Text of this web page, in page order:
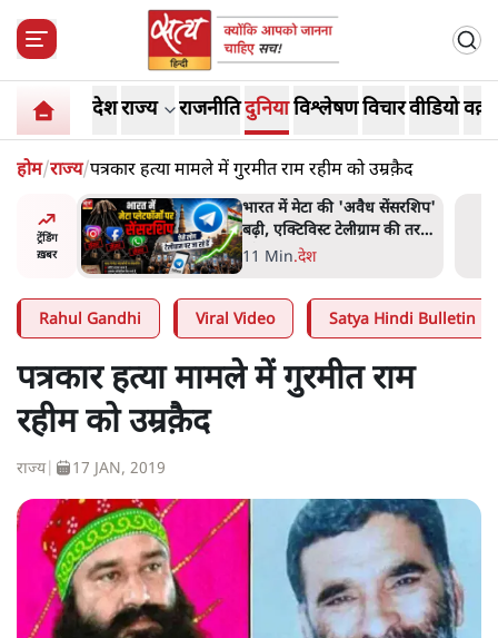
देशराज्य राजनीतिदुनियाविश्लेषणविचारवीडियो
होम/राज्य/पत्रकार हत्या मामले में गुरमीत राम रहीम को उम्रक़ैद
ट्रेंडिंग
ख़बर
भारत में मेटा की 'अवैध सेंसरशिप'
बढ़ी, एक्टिविस्ट टेलीग्राम की तरफ
मुड़े
11 Min.देश
Rahul Gandhi Viral Video Satya Hindi Bulletin
पत्रकार हत्या मामले में गुरमीत राम
रहीम को उम्रक़ैद
राज्य| 17 JAN, 2019